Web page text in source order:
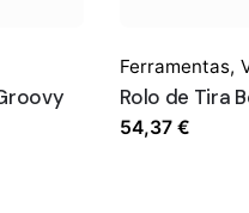
Ferramentas,
Rolo de Tira
54,37€